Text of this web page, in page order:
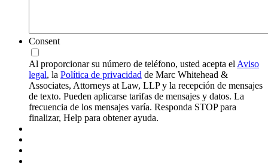
Consent
Al proporcionar su número de teléfono, usted acepta el Aviso
legal, la Política de privacidad de Marc Whitehead &
Associates, Attorneys at Law, LLP y la recepción de mensajes
de texto. Pueden aplicarse tarifas de mensajes y datos. La
frecuencia de los mensajes varía. Responda STOP para
finalizar, Help para obtener ayuda.